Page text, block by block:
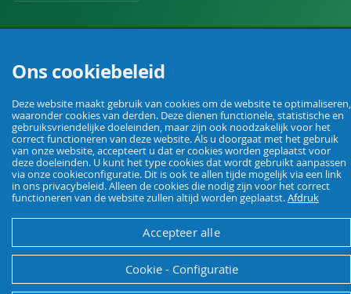
Uw vakhandel voor landbouw, veehouderij, huis, erf en tuin.
© Agrarking. Alle rechten voorbehouden.
Algemene voorwaardenPrivacybeleidHerroepingsrechtColofon
Ons cookiebeleid
Deze website maakt gebruik van cookies om de website te optimaliseren,
waaronder cookies van derden. Deze dienen functionele, statistische en
gebruiksvriendelijke doeleinden, maar zijn ook noodzakelijk voor het
correct functioneren van deze website. Als u doorgaat met het gebruik
van onze website, accepteert u dat er cookies worden geplaatst voor
deze doeleinden. U kunt het type cookies dat wordt gebruikt aanpassen
via onze cookieconfiguratie. Dit is ook te allen tijde mogelijk via een link
in ons privacybeleid. Alleen de cookies die nodig zijn voor het correct
functioneren van de website zullen altijd worden geplaatst.Afdruk
Accepteer alle
Cookie - Configuratie